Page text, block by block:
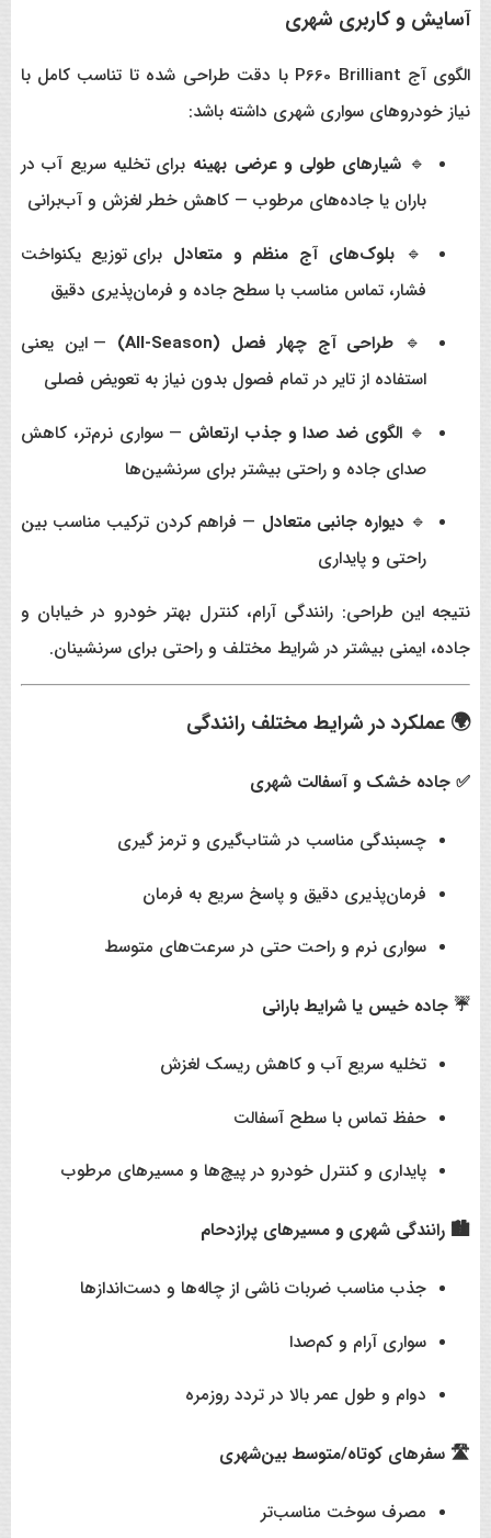
آسایش و کاربری شهری
الگوی آج P660 Brilliant با دقت طراحی شده تا تناسب کامل با
نیاز خودروهای سواری شهری داشته باشد:
🔹 شیارهای طولی و عرضی بهینه برای تخلیه سریع آب در
باران یا جاده‌های مرطوب — کاهش خطر لغزش و آب‌برانی
🔹 بلوک‌های آج منظم و متعادل برای توزیع یکنواخت
فشار، تماس مناسب با سطح جاده و فرمان‌پذیری دقیق
🔹 طراحی آج چهار فصل (All-Season)
— این یعنی
استفاده از تایر در تمام فصول بدون نیاز به تعویض فصلی
🔹 الگوی ضد صدا و جذب ارتعاش — سواری نرم‌تر، کاهش
صدای جاده و راحتی بیشتر برای سرنشین‌ها
🔹 دیواره جانبی متعادل — فراهم کردن ترکیب مناسب بین
راحتی و پایداری
نتیجه این طراحی: رانندگی آرام، کنترل بهتر خودرو در خیابان و
جاده، ایمنی بیشتر در شرایط مختلف و راحتی برای سرنشینان.
🌍 عملکرد در شرایط مختلف رانندگی
✅ جاده خشک و آسفالت شهری
چسبندگی مناسب در شتاب‌گیری و ترمز گیری
فرمان‌پذیری دقیق و پاسخ سریع به فرمان
سواری نرم و راحت حتی در سرعت‌های متوسط
☔ جاده خیس یا شرایط بارانی
تخلیه سریع آب و کاهش ریسک لغزش
حفظ تماس با سطح آسفالت
پایداری و کنترل خودرو در پیچ‌ها و مسیرهای مرطوب
🏙️ رانندگی شهری و مسیرهای پرازدحام
جذب مناسب ضربات ناشی از چاله‌ها و دست‌اندازها
سواری آرام و کم‌صدا
دوام و طول عمر بالا در تردد روزمره
🛣️ سفرهای کوتاه/متوسط بین‌شهری
مصرف سوخت مناسب‌تر